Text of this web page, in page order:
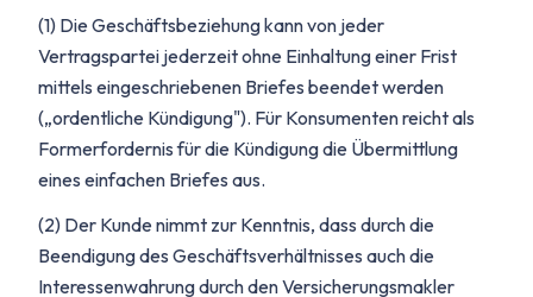
(1) Die Geschäftsbeziehung kann von jeder
Vertragspartei jederzeit ohne Einhaltung einer Frist
mittels eingeschriebenen Briefes beendet werden
(„ordentliche Kündigung"). Für Konsumenten reicht als
Formerfordernis für die Kündigung die Übermittlung
eines einfachen Briefes aus.
(2) Der Kunde nimmt zur Kenntnis, dass durch die
Beendigung des Geschäftsverhältnisses auch die
Interessenwahrung durch den Versicherungsmakler